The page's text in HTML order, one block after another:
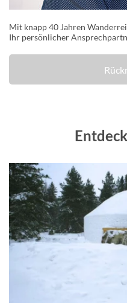
Mit knapp 40 Jahren
Ihr persönlicher